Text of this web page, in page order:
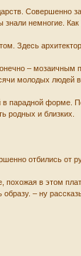
Совершенно
немногие. Как
Здесь
– мозаичным
молодых людей
парадной форме.
родных и близких.
отбились от
похожая в этом
– ну